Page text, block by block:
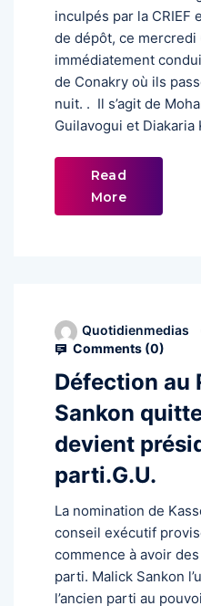
inculpés par la CRIEF
de dépôt, ce
immédiatement
de Conakry où ils
nuit. . Il s’agit de
Guilavogui et Diakaria
Read
More
Quotidienmedias
Comments (0)
Défection au
Sankon
devient
parti.G.U.
La nomination de
conseil exécutif
commence à avoir
parti. Malick Sankon
l’ancien parti au